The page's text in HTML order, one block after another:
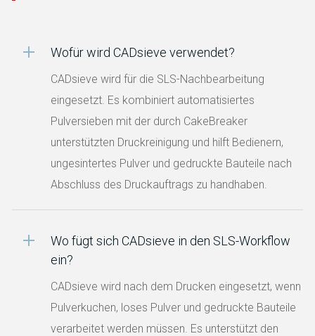
Wofür wird CADsieve verwendet?
CADsieve wird für die SLS-Nachbearbeitung
eingesetzt. Es kombiniert automatisiertes
Pulversieben mit der durch CakeBreaker
unterstützten Druckreinigung und hilft Bedienern,
ungesintertes Pulver und gedruckte Bauteile nach
Abschluss des Druckauftrags zu handhaben.
Wo fügt sich CADsieve in den SLS-Workflow
ein?
CADsieve wird nach dem Drucken eingesetzt, wenn
Pulverkuchen, loses Pulver und gedruckte Bauteile
verarbeitet werden müssen. Es unterstützt den